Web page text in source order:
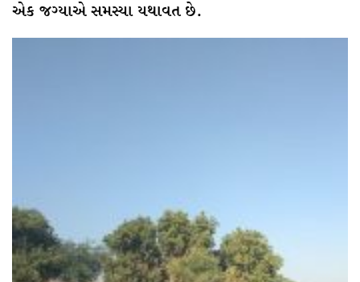
એક જગ્યાએ સમસ્યા યથાવત છે.